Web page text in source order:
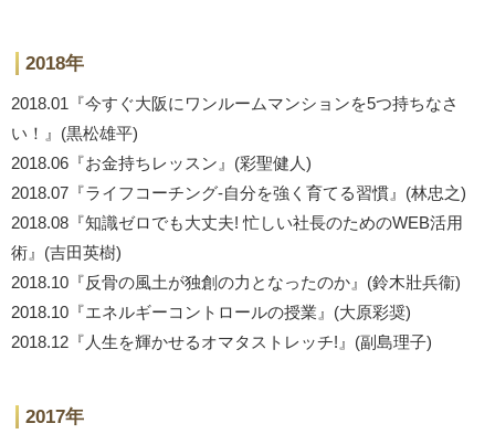
2018年
2018.01『今すぐ大阪にワンルームマンションを5つ持ちなさ
い！』(黒松雄平)
2018.06『お金持ちレッスン』(彩聖健人)
2018.07『ライフコーチング-自分を強く育てる習慣』(林忠之)
2018.08『知識ゼロでも大丈夫! 忙しい社長のためのWEB活用
術』(吉田英樹)
2018.10『反骨の風土が独創の力となったのか』(鈴木壯兵衞)
2018.10『エネルギーコントロールの授業』(大原彩奨)
2018.12『人生を輝かせるオマタストレッチ!』(副島理子)
2017年